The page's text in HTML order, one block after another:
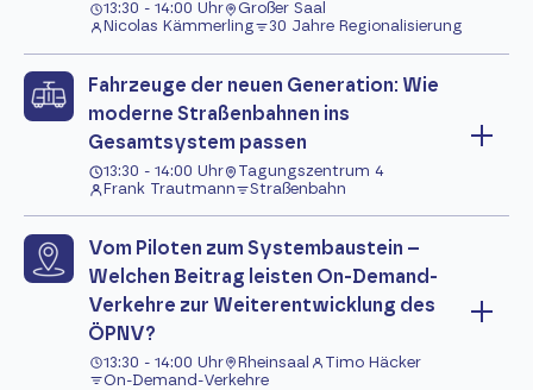
13:30 - 14:00 Uhr
Großer Saal
Nicolas Kämmerling
30 Jahre Regionalisierung
Fahrzeuge der neuen Generation: Wie
moderne Straßenbahnen ins
Gesamtsystem passen
13:30 - 14:00 Uhr
Tagungszentrum 4
Frank Trautmann
Straßenbahn
Vom Piloten zum Systembaustein –
Welchen Beitrag leisten On-Demand-
Verkehre zur Weiterentwicklung des
ÖPNV?
13:30 - 14:00 Uhr Rheinsaal
Timo Häcker
On-Demand-Verkehre